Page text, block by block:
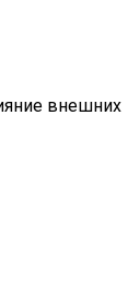
внешних